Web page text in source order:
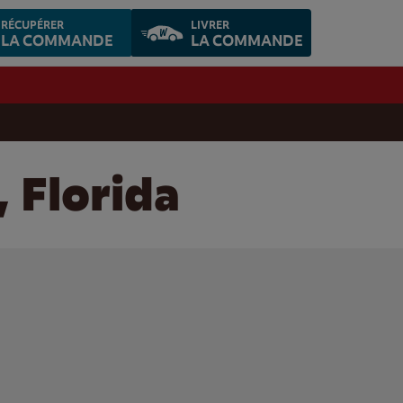
RÉCUPÉRER
LA COMMANDE
LIVRER
LA COMMANDE
Florida